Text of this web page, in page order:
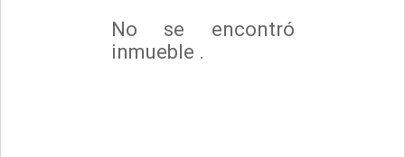
No se encontró
inmueble .